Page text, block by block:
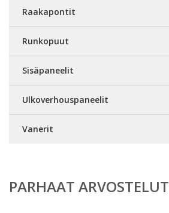
Raakapontit
Runkopuut
Sisäpaneelit
Ulkoverhouspaneelit
Vanerit
PARHAAT ARVOSTELUT